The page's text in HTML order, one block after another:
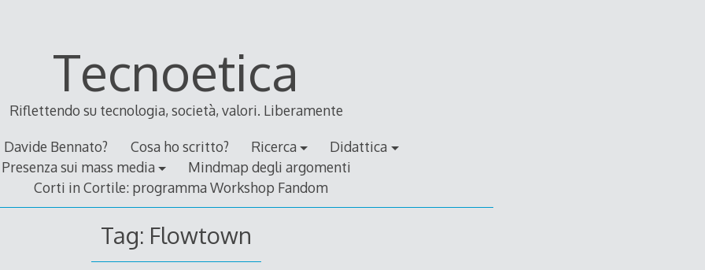
Tecnoetica
Riflettendo su tecnologia, società, valori. Liberamente
Davide Bennato? Cosa ho scritto? Ricerca
Didattica
Presenza sui mass media
Mindmap degli argomenti
Corti in Cortile: programma Workshop Fandom
Tag: Flowtown